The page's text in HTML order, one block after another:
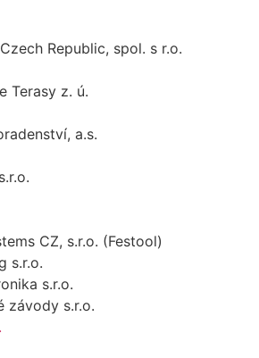
Republic, spol. s r.o.
Terasy z. ú.
a.s.
CZ, s.r.o. (Festool)
s.r.o.
s.r.o.
závody s.r.o.